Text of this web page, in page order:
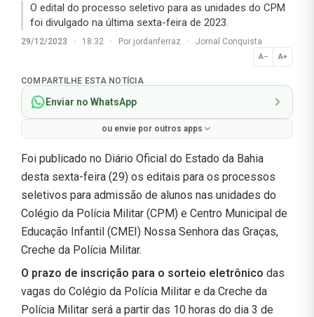
O edital do processo seletivo para as unidades do CPM
foi divulgado na última sexta-feira de 2023.
29/12/2023 · 18:32 · Por jordanferraz · Jornal Conquista
A− A+
Normal
COMPARTILHE ESTA NOTÍCIA
Enviar no WhatsApp
ou envie por outros apps
Foi publicado no Diário Oficial do Estado da Bahia
desta sexta-feira (29) os editais para os processos
seletivos para admissão de alunos nas unidades do
Colégio da Polícia Militar (CPM) e Centro Municipal de
Educação Infantil (CMEI) Nossa Senhora das Graças,
Creche da Polícia Militar.
O prazo de inscrição para o sorteio eletrônico das
vagas do Colégio da Polícia Militar e da Creche da
Polícia Militar será a partir das 10 horas do dia 3 de